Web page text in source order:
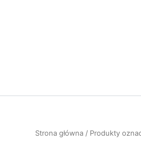
Strona główna / Produkty